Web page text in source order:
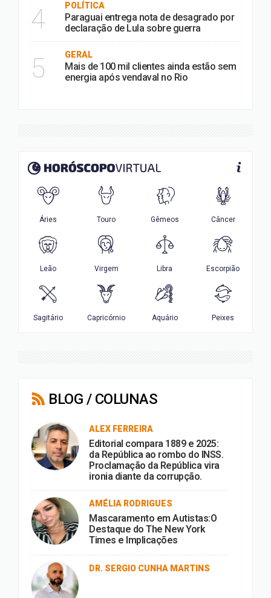
4 POLÍTICA
Paraguai entrega nota de desagrado por
declaração de Lula sobre guerra
5 GERAL
Mais de 100 mil clientes ainda estão sem
energia após vendaval no Rio
BLOG / COLUNAS
ALEX FERREIRA
Editorial compara 1889 e 2025:
da República ao rombo do INSS.
Proclamação da República vira
ironia diante da corrupção.
AMÉLIA RODRIGUES
Mascaramento em Autistas:O
Destaque do The New York
Times e Implicações
DR. SERGIO CUNHA MARTINS